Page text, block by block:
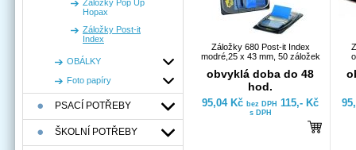
Záložky Pop Up
Hopax
Záložky Post-it
Index
OBÁLKY
Foto papíry
PSACÍ POTŘEBY
ŠKOLNÍ POTŘEBY
Záložky 680 Post-it Index
modré,25 x 43 mm, 50 záložek
obvyklá doba do 48
hod.
95,04 Kč bez DPH 115,- Kč
s DPH